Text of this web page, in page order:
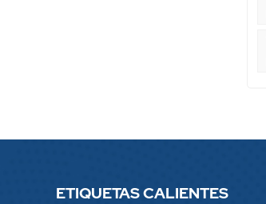
ETIQUETAS CALIENTES